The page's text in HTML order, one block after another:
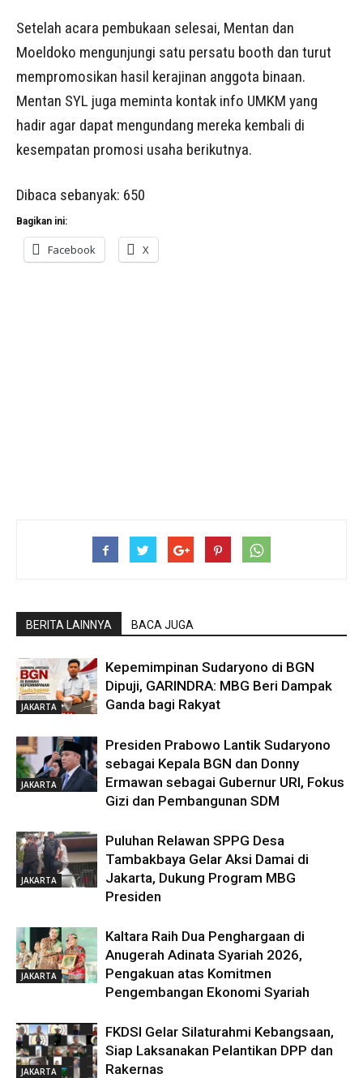
Setelah acara pembukaan selesai, Mentan dan
Moeldoko mengunjungi satu persatu booth dan turut
mempromosikan hasil kerajinan anggota binaan.
Mentan SYL juga meminta kontak info UMKM yang
hadir agar dapat mengundang mereka kembali di
kesempatan promosi usaha berikutnya.
Dibaca sebanyak: 650
Bagikan ini:
Facebook X
BERITA LAINNYA BACA JUGA
JAKARTA
Kepemimpinan Sudaryono di BGN
Dipuji, GARINDRA: MBG Beri Dampak
Ganda bagi Rakyat
JAKARTA
Presiden Prabowo Lantik Sudaryono
sebagai Kepala BGN dan Donny
Ermawan sebagai Gubernur URI, Fokus
Gizi dan Pembangunan SDM
JAKARTA
Puluhan Relawan SPPG Desa
Tambakbaya Gelar Aksi Damai di
Jakarta, Dukung Program MBG
Presiden
JAKARTA
Kaltara Raih Dua Penghargaan di
Anugerah Adinata Syariah 2026,
Pengakuan atas Komitmen
Pengembangan Ekonomi Syariah
JAKARTA
FKDSI Gelar Silaturahmi Kebangsaan,
Siap Laksanakan Pelantikan DPP dan
Rakernas